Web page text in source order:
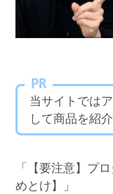
PR
当サイトでは
して商品を紹
「【要注意】プ
めとけ】」